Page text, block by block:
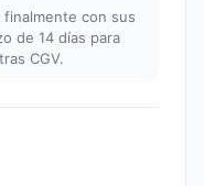
con sus
de 14 días para
CGV.